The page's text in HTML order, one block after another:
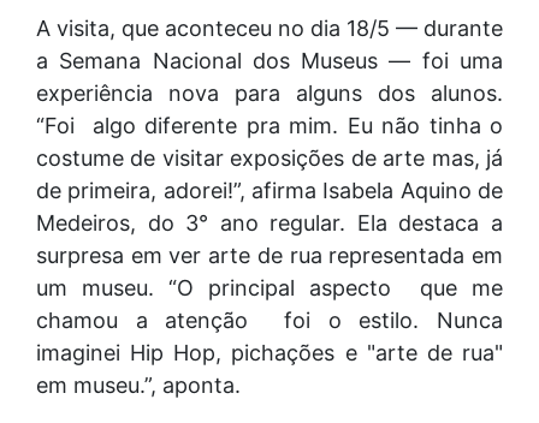
A visita, que aconteceu no dia 18/5 — durante
a Semana Nacional dos Museus — foi uma
experiência nova para alguns dos alunos.
“Foi algo diferente pra mim. Eu não tinha o
costume de visitar exposições de arte mas, já
de primeira, adorei!”, afirma Isabela Aquino de
Medeiros, do 3° ano regular. Ela destaca a
surpresa em ver arte de rua representada em
um museu. “O principal aspecto que me
chamou a atenção foi o estilo. Nunca
imaginei Hip Hop, pichações e "arte de rua"
em museu.”, aponta.